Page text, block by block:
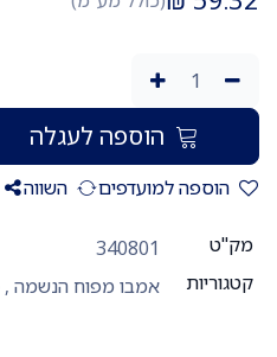
הוספה לעגלה
הוספה למועדפים השווה
מק"ט
340801
קטגוריות
אמבו מפוח הנשמה,